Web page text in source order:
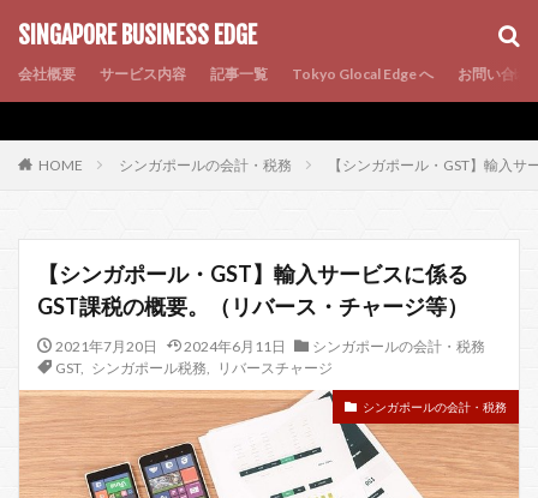
SINGAPORE BUSINESS EDGE
会社概要 サービス内容 記事一覧 Tokyo Glocal Edge へ お問い合わ
HOME シンガポールの会計・税務 【シンガポール・GST】輸入
【シンガポール・GST】輸入サービスに係る
GST課税の概要。（リバース・チャージ等）
2021年7月20日 2024年6月11日
シンガポールの会計・税務
GST, シンガポール税務 リバースチャージ
シンガポールの会計・税務
AMP SEO PWA